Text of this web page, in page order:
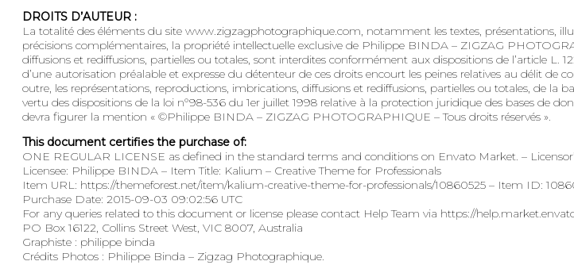
DROITS D’AUTEUR :
La totalité des éléments du site www.zigzagphotographique.com, notamment les textes, présentations,
précisions complémentaires, la propriété intellectuelle exclusive de Philippe BINDA – ZIGZAG
diffusions et rediffusions, partielles ou totales, sont interdites conformément aux dispositions de l’article L.
d’une autorisation préalable et expresse du détenteur de ces droits encourt les peines relatives au délit
outre, les représentations, reproductions, imbrications, diffusions et rediffusions, partielles ou totales, de
vertu des dispositions de la loi n°98-536 du 1er juillet 1998 relative à la protection juridique des bases de
devra figurer la mention « ©Philippe BINDA – ZIGZAG PHOTOGRAPHIQUE – Tous droits réservés ».
This document certifies the purchase of:
ONE REGULAR LICENSE as defined in the standard terms and conditions on Envato Market. –
Licensee: Philippe BINDA – Item Title: Kalium – Creative Theme for Professionals
Item URL: https://themeforest.net/item/kalium-creative-theme-for-professionals/10860525 – Item ID:
Purchase Date: 2015-09-03 09:02:56 UTC
For any queries related to this document or license please contact Help Team via https://
PO Box 16122, Collins Street West, VIC 8007, Australia
Graphiste : philippe binda
Crédits Photos : Philippe Binda – Zigzag Photographique.